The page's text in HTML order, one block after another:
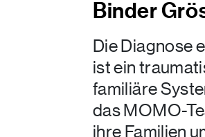
Binder
Die Diagnose
ist ein
familiäre
das MOMO-
ihre Familien